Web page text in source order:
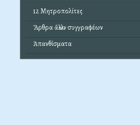
12 Μητροπολίτες
Ἄρθρα ἄλλων συγγραφέων
Ἀπανθίσματα